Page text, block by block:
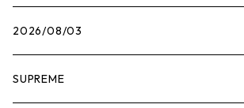
2026/08/03
SUPREME